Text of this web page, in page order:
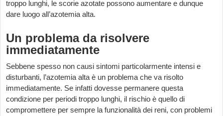
troppo lunghi, le scorie azotate possono aumentare e dunque
dare luogo all’azotemia alta.
Un problema da risolvere
immediatamente
Sebbene spesso non causi sintomi particolarmente intensi e
disturbanti, l’azotemia alta è un problema che va risolto
immediatamente. Se infatti dovesse permanere questa
condizione per periodi troppo lunghi, il rischio è quello di
compromettere per sempre la funzionalità dei reni, con problemi